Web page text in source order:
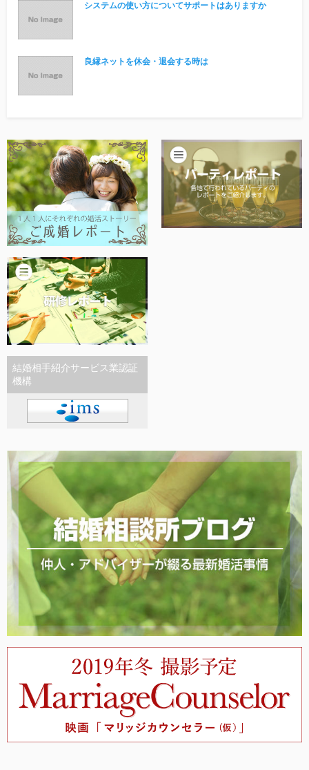
一般のよくある質問
結婚相手紹介サービス業認証
機構
システムの使い方についてサポートはありますか
良縁ネットを休会・退会する時は